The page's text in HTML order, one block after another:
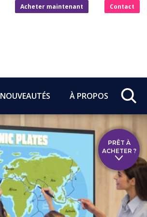
Acheter maintenant Contact
NOUVEAUTÉS À PROPOS
PRÊT À
ACHETER ?